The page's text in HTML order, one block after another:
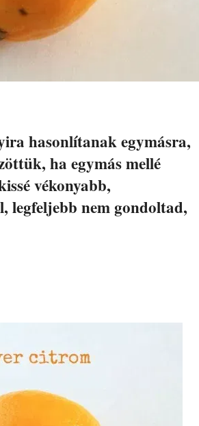
hasonlítanak egymásra,
ha egymás mellé
vékonyabb,
legfeljebb nem gondoltad,